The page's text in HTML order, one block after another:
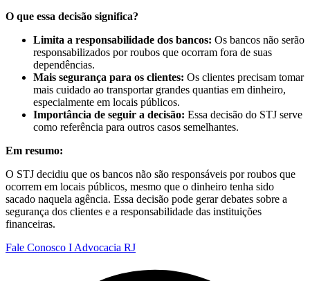
O que essa decisão significa?
Limita a responsabilidade dos bancos: Os bancos não serão
responsabilizados por roubos que ocorram fora de suas
dependências.
Mais segurança para os clientes: Os clientes precisam tomar
mais cuidado ao transportar grandes quantias em dinheiro,
especialmente em locais públicos.
Importância de seguir a decisão: Essa decisão do STJ serve
como referência para outros casos semelhantes.
Em resumo:
O STJ decidiu que os bancos não são responsáveis por roubos que
ocorrem em locais públicos, mesmo que o dinheiro tenha sido
sacado naquela agência. Essa decisão pode gerar debates sobre a
segurança dos clientes e a responsabilidade das instituições
financeiras.
Fale Conosco I Advocacia RJ